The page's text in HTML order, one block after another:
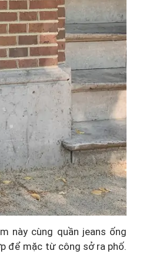
này cùng quần jeans ống
để mặc từ công sở ra phố.